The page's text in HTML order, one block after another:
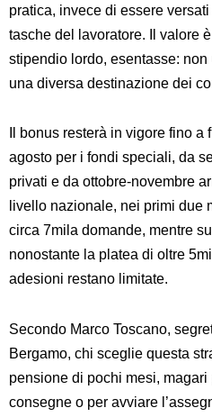
pratica, invece di essere
tasche del lavoratore. Il valore
stipendio lordo, esentasse:
una diversa destinazione dei
Il bonus resterà in vigore fino
agosto per i fondi speciali, da
privati e da ottobre-novembre
livello nazionale, nei primi due
circa 7mila domande, mentre
nonostante la platea di oltre
adesioni restano limitate.
Secondo Marco Toscano,
Bergamo, chi sceglie questa
pensione di pochi mesi,
consegne o per avviare